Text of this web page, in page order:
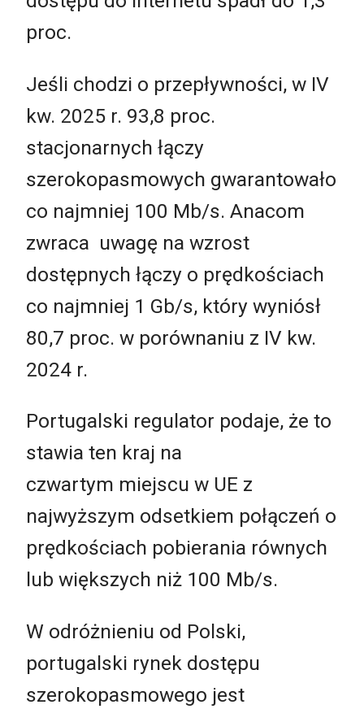
proc.
Jeśli chodzi o przepływności, w IV
kw. 2025 r. 93,8 proc.
stacjonarnych łączy
szerokopasmowych gwarantowało
co najmniej 100 Mb/s. Anacom
zwraca uwagę na wzrost
dostępnych łączy o prędkościach
co najmniej 1 Gb/s, który wyniósł
80,7 proc. w porównaniu z IV kw.
2024 r.
Portugalski regulator podaje, że to
stawia ten kraj na
czwartym miejscu w UE z
najwyższym odsetkiem połączeń o
prędkościach pobierania równych
lub większych niż 100 Mb/s.
W odróżnieniu od Polski,
portugalski rynek dostępu
szerokopasmowego jest